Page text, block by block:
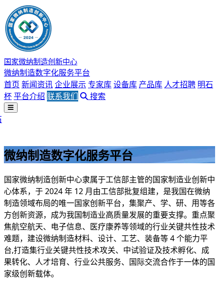
国家微纳制造创新中心
微纳制造数字化服务平台
首页 新闻资讯企业展示 专家库设备库 产品库 人才招聘 明石
杯平台介绍 联系我们 搜索
微纳制造数字化服务平台
国家微纳制造创新中心隶属于工信部主管的国家制造业创新中
心体系，于 2024 年 12 月由工信部批复组建，是我国在微纳
制造领域布局的唯一国家创新平台，集聚产、学、研、用等各
方创新资源，成为我国制造业高质量发展的重要支撑。重点聚
焦航空航天、电子信息、医疗康养等领域的行业关键共性技术
难题，建设微纳制造材料、设计、工艺、装备等 4 个能力平
台,打造集行业关键共性技术攻关、中试验证及技术孵化、成
果转化、人才培育、行业公共服务、国际交流合作于一体的国
家级创新载体。